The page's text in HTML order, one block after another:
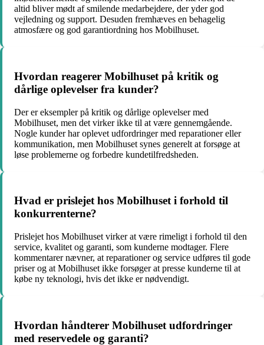
altid bliver mødt af smilende medarbejdere, der yder god
vejledning og support. Desuden fremhæves en behagelig
atmosfære og god garantiordning hos Mobilhuset.
Hvordan reagerer Mobilhuset på kritik og
dårlige oplevelser fra kunder?
Der er eksempler på kritik og dårlige oplevelser med
Mobilhuset, men det virker ikke til at være gennemgående.
Nogle kunder har oplevet udfordringer med reparationer eller
kommunikation, men Mobilhuset synes generelt at forsøge at
løse problemerne og forbedre kundetilfredsheden.
Hvad er prislejet hos Mobilhuset i forhold til
konkurrenterne?
Prislejet hos Mobilhuset virker at være rimeligt i forhold til den
service, kvalitet og garanti, som kunderne modtager. Flere
kommentarer nævner, at reparationer og service udføres til gode
priser og at Mobilhuset ikke forsøger at presse kunderne til at
købe ny teknologi, hvis det ikke er nødvendigt.
Hvordan håndterer Mobilhuset udfordringer
med reservedele og garanti?